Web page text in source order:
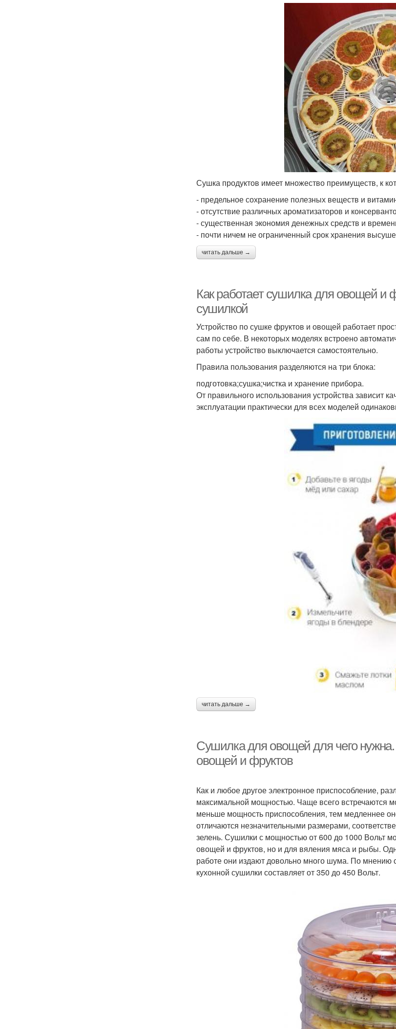
Сушка продуктов имеет множество преимуществ, к
- предельное сохранение полезных веществ и
- отсутствие различных ароматизаторов и
- существенная экономия денежных средств и
- почти ничем не ограниченный срок хранения
читать дальше →
Как работает сушилка для овощей и
сушилкой
Устройство по сушке фруктов и овощей работает
сам по себе. В некоторых моделях встроено
работы устройство выключается самостоятельно.
Правила пользования разделяются на три блока:
подготовка;сушка;чистка и хранение прибора.
От правильного использования устройства зависит
эксплуатации практически для всех моделей
читать дальше →
Сушилка для овощей для чего
овощей и фруктов
Как и любое другое электронное приспособление,
максимальной мощностью. Чаще всего встречаются
меньше мощность приспособления, тем медленнее
отличаются незначительными размерами,
зелень. Сушилки с мощностью от 600 до 1000 Вольт
овощей и фруктов, но и для вяления мяса и рыбы.
работе они издают довольно много шума. По мнению
кухонной сушилки составляет от 350 до 450 Вольт.